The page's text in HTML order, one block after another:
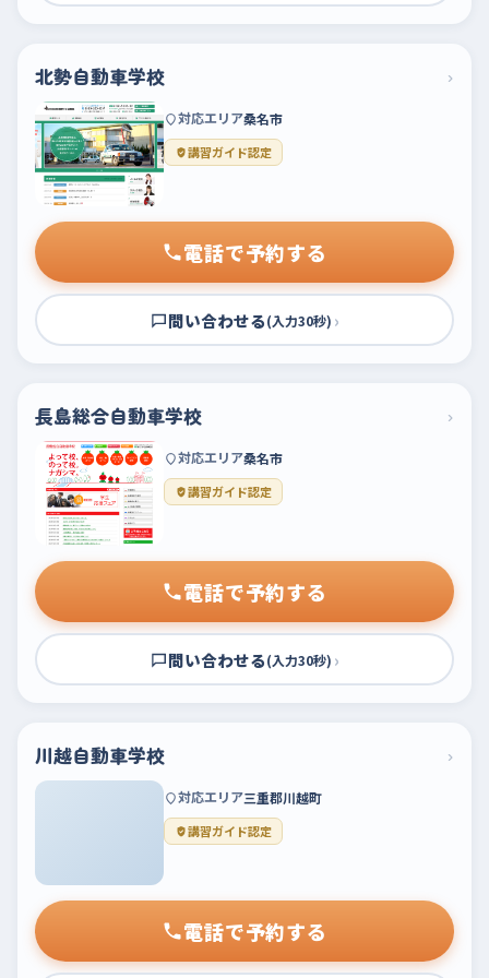
北勢自動車学校 ›
対応エリア桑名市
講習ガイド認定
電話で予約する
問い合わせる(入力30秒) ›
長島総合自動車学校 ›
対応エリア桑名市
講習ガイド認定
電話で予約する
問い合わせる(入力30秒) ›
川越自動車学校 ›
対応エリア三重郡川越町
講習ガイド認定
電話で予約する